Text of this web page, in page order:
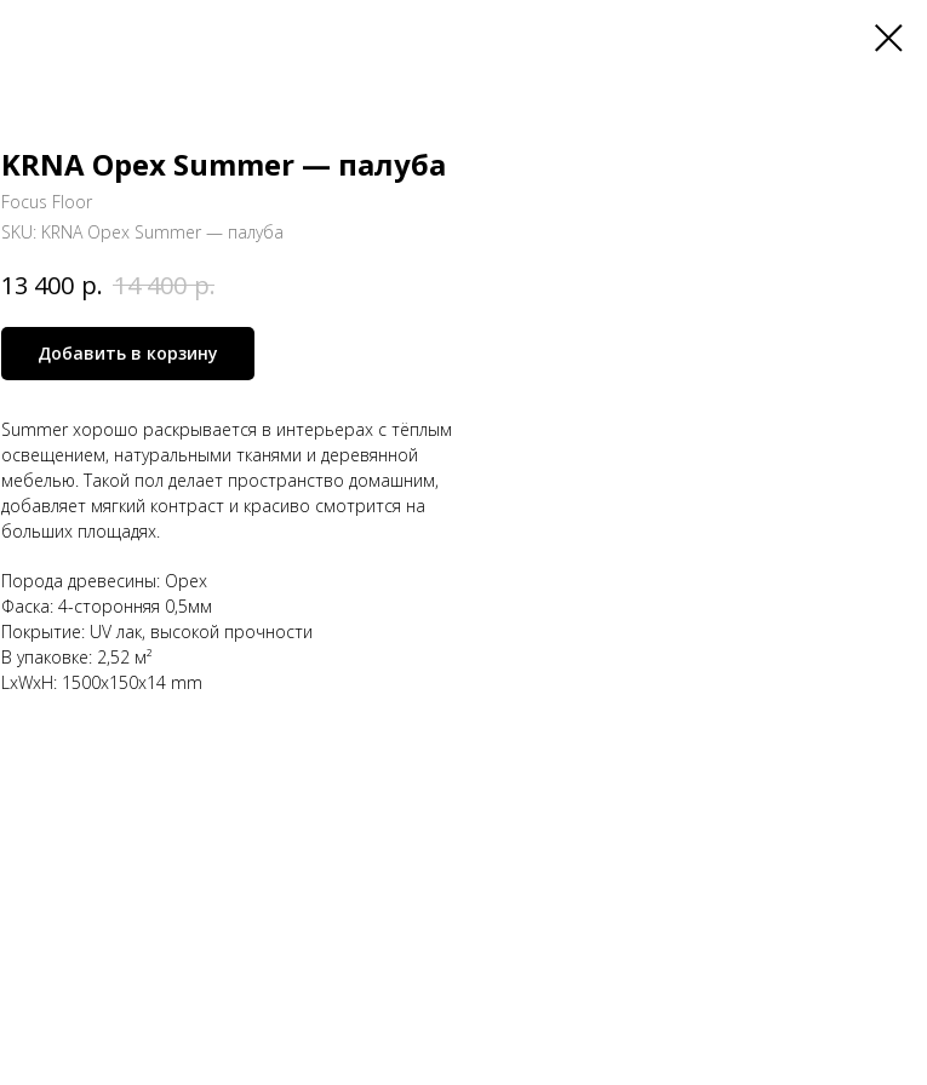
KRNA Орех Summer — палуба
Focus Floor
SKU: KRNA Орех Summer — палуба
13 400 р. 14 400 р.
Добавить в корзину
Summer хорошо раскрывается в интерьерах с тёплым
освещением, натуральными тканями и деревянной
мебелью. Такой пол делает пространство домашним,
добавляет мягкий контраст и красиво смотрится на
больших площадях.
Порода древесины: Орех
Фаска: 4-сторонняя 0,5мм
Покрытие: UV лак, высокой прочности
В упаковке: 2,52 м²
LxWxH: 1500x150x14 mm